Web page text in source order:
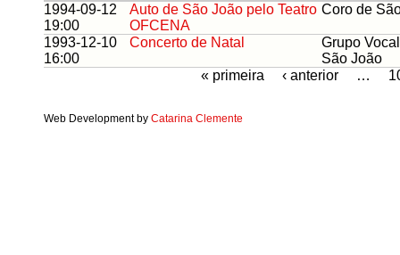
1994-09-12
19:00
Auto de São João pelo Teatro
OFCENA
Coro de
1993-12-10
16:00
Concerto de Natal
Grupo
São João
« primeira
‹ anterior …
Web Development by Catarina Clemente